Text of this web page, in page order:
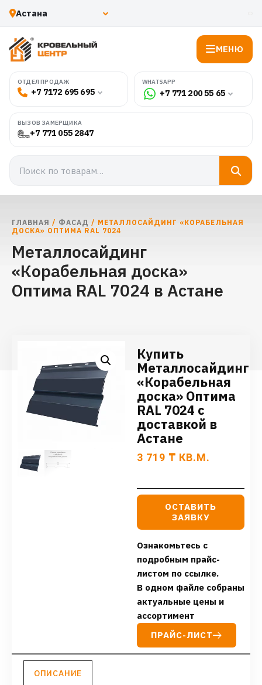
МЕНЮ
ОТДЕЛ ПРОДАЖ
+7 7172 695 695
WHATSAPP
+7 771 200 55 65
ВЫЗОВ ЗАМЕРЩИКА
+7 771 055 2847
ГЛАВНАЯ / ФАСАД / МЕТАЛЛОСАЙДИНГ «КОРАБЕЛЬНАЯ
ДОСКА» ОПТИМА RAL 7024
Металлосайдинг
«Корабельная доска»
Оптима RAL 7024 в Астане
Купить
Металлосайдинг
«Корабельная
доска» Оптима
RAL 7024 с
доставкой в
Астане
3 719 ₸ КВ.М.
ОСТАВИТЬ
ЗАЯВКУ
Ознакомьтесь с
подробным прайс-
листом по ссылке.
В одном файле собраны
актуальные цены и
ассортимент
ПРАЙС-ЛИСТ
ОПИСАНИЕ